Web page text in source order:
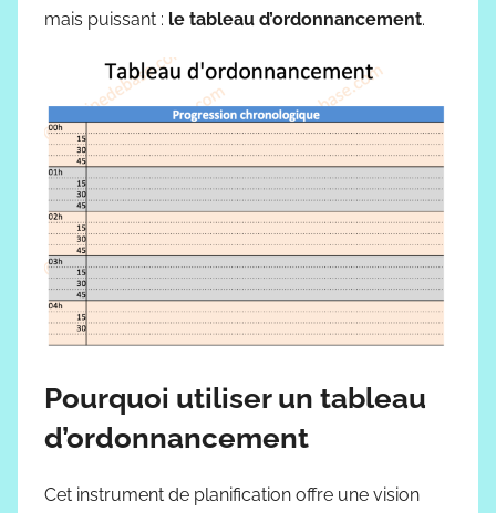
mais puissant : le tableau d’ordonnancement.
Pourquoi utiliser un tableau
d’ordonnancement
Cet instrument de planification offre une vision